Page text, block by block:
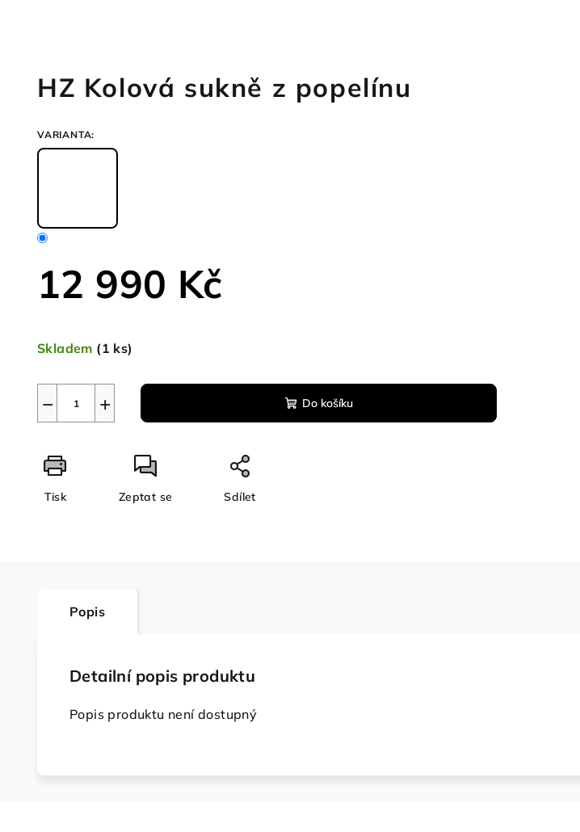
HZ Kolová sukně z popelínu
VARIANTA:
12 990 Kč
cena:
Skladem (1 ks)
+
− Do košíku
Tisk Zeptat se Sdílet
Popis
Detailní popis produktu
Popis produktu není dostupný